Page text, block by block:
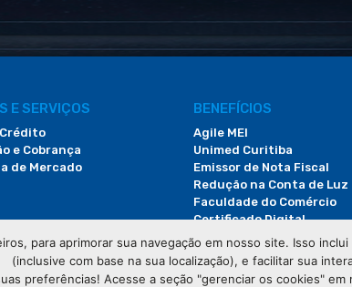
E SERVIÇOS
e Cobrança
de Mercado
Espaços
BENEFÍCIOS
Agile MEI
Unimed Curitiba
Emissor de Nota Fiscal
Redução na Conta de Luz
Faculdade do Comércio
Certificado Digital
para aprimorar sua navegação em nosso site. Isso
(inclusive com base na sua localização), e facilitar sua
preferências! Acesse a seção "gerenciar os cookies"